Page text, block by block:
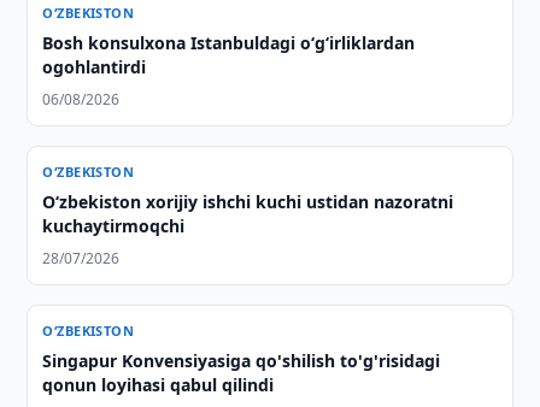
O‘ZBEKISTON
Bosh konsulxona Istanbuldagi o‘g‘irliklardan
ogohlantirdi
06/08/2026
O‘ZBEKISTON
Oʻzbekiston xorijiy ishchi kuchi ustidan nazoratni
kuchaytirmoqchi
28/07/2026
O‘ZBEKISTON
Singapur Konvensiyasiga qo'shilish to'g'risidagi
qonun loyihasi qabul qilindi